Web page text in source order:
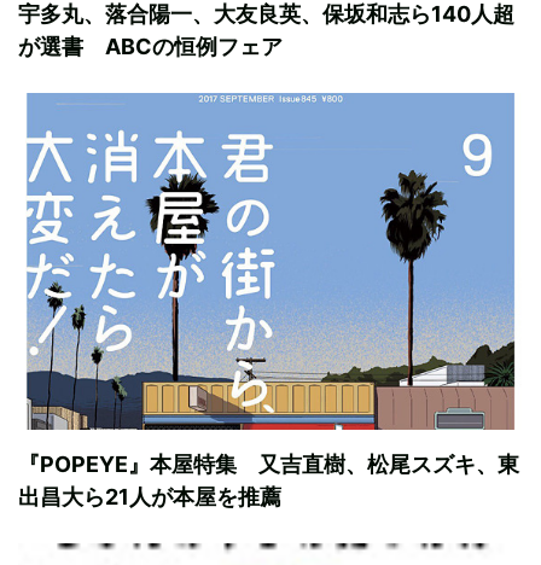
宇多丸、落合陽一、大友良英、保坂和志ら140人超
が選書 ABCの恒例フェア
『POPEYE』本屋特集 又吉直樹、松尾スズキ、東
出昌大ら21人が本屋を推薦